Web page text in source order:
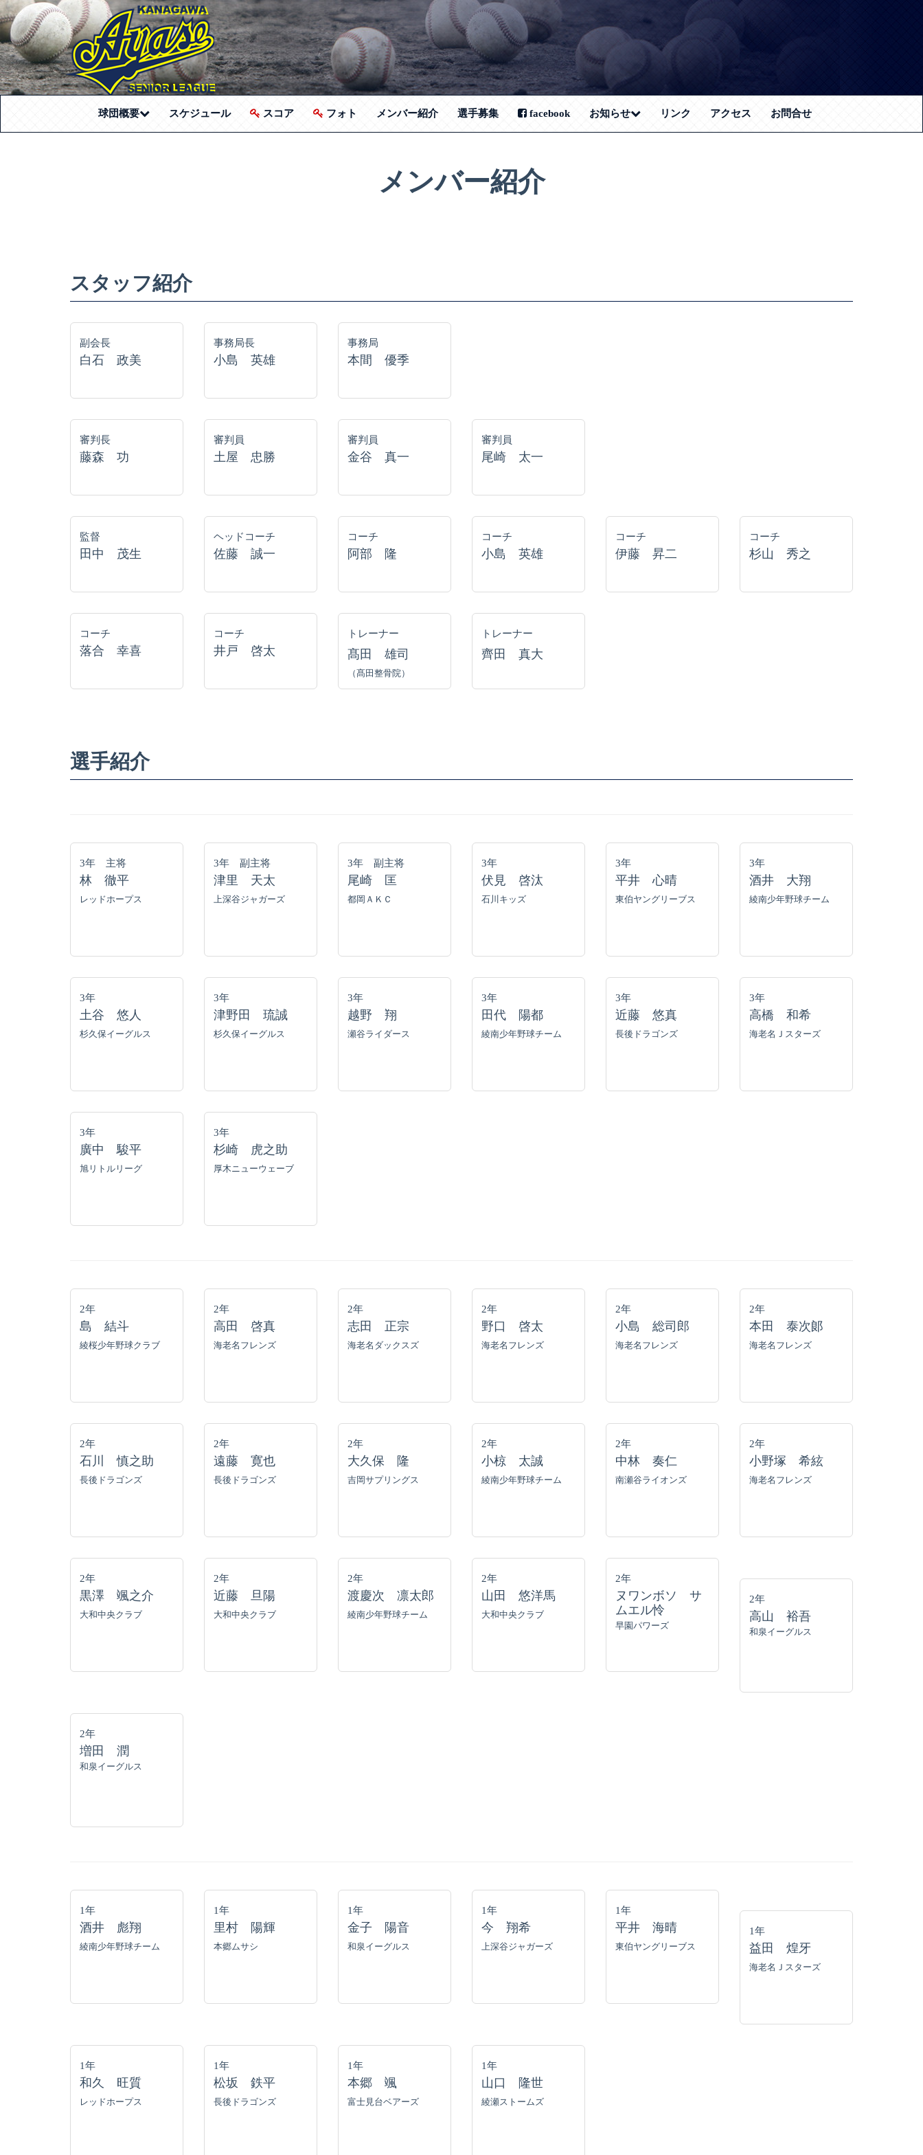
球団概要(current)スケジュール スコア フォト メンバー紹介 選手募集 facebook お知らせ(current)リンク アクセス お問合せ
メンバー紹介
スタッフ紹介
副会長
白石 政美
事務局長
小島 英雄
事務局
本間 優季
審判長
藤森 功
審判員
土屋 忠勝
審判員
金谷 真一
審判員
尾崎 太一
監督
田中 茂生
ヘッドコーチ
佐藤 誠一
コーチ
阿部 隆
コーチ
小島 英雄
コーチ
伊藤 昇二
コーチ
杉山 秀之
コーチ
落合 幸喜
コーチ
井戸 啓太
トレーナー
髙田 雄司
（髙田整骨院）
トレーナー
齊田 真大
選手紹介
3年 主将
林 徹平
レッドホープス
3年 副主将
津里 天太
上深谷ジャガーズ
3年 副主将
尾崎 匡
都岡ＡＫＣ
3年
伏見 啓汰
石川キッズ
3年
平井 心晴
東伯ヤングリーブス
3年
酒井 大翔
綾南少年野球チーム
3年
土谷 悠人
杉久保イーグルス
3年
津野田 琉誠
杉久保イーグルス
3年
越野 翔
瀬谷ライダース
3年
田代 陽都
綾南少年野球チーム
3年
近藤 悠真
長後ドラゴンズ
3年
高橋 和希
海老名Ｊスターズ
3年
廣中 駿平
旭リトルリーグ
3年
杉崎 虎之助
厚木ニューウェーブ
2年
島 結斗
綾桜少年野球クラブ
2年
高田 啓真
海老名フレンズ
2年
志田 正宗
海老名ダックスズ
2年
野口 啓太
海老名フレンズ
2年
小島 総司郎
海老名フレンズ
2年
本田 泰次郞
海老名フレンズ
2年
石川 慎之助
長後ドラゴンズ
2年
遠藤 寛也
長後ドラゴンズ
2年
大久保 隆
吉岡サプリングス
2年
小椋 太誠
綾南少年野球チーム
2年
中林 奏仁
南瀬谷ライオンズ
2年
小野塚 希絃
海老名フレンズ
2年
黒澤 颯之介
大和中央クラブ
2年
近藤 旦陽
大和中央クラブ
2年
渡慶次 凛太郎
綾南少年野球チーム
2年
山田 悠洋馬
大和中央クラブ
2年
ヌワンボソ サ
ムエル怜
早園パワーズ
2年
高山 裕吾
和泉イーグルス
2年
増田 潤
和泉イーグルス
1年
酒井 彪翔
綾南少年野球チーム
1年
里村 陽輝
本郷ムサシ
1年
金子 陽音
和泉イーグルス
1年
今 翔希
上深谷ジャガーズ
1年
平井 海晴
東伯ヤングリーブス
1年
益田 煌牙
海老名Ｊスターズ
1年
和久 旺質
レッドホープス
1年
松坂 鉄平
長後ドラゴンズ
1年
本郷 颯
富士見台ベアーズ
1年
山口 隆世
綾瀬ストームズ